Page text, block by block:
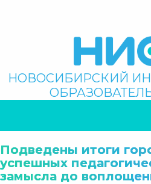
Поиск
НОВОСИБИРСКИЙ
НАВИГАЦИЯ
Подведены итоги
успешных
замысла до